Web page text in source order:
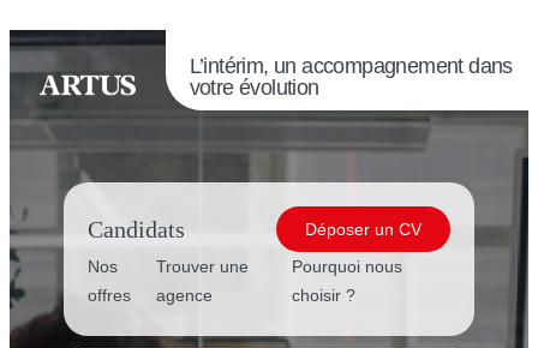
L’intérim, un accompagnement dans
votre évolution
Candidats
Déposer un CV
Nos
offres
Trouver une
agence
Pourquoi nous
choisir ?